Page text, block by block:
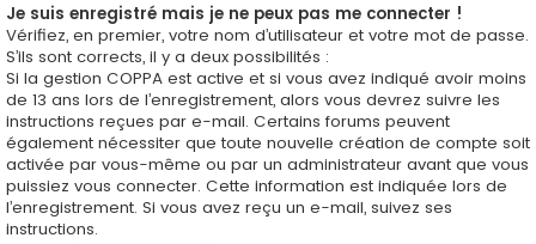
Je suis enregistré mais je ne peux pas me connecter !
Vérifiez, en premier, votre nom d’utilisateur et votre mot de passe.
S’ils sont corrects, il y a deux possibilités :
Si la gestion COPPA est active et si vous avez indiqué avoir moins
de 13 ans lors de l’enregistrement, alors vous devrez suivre les
instructions reçues par e-mail. Certains forums peuvent
également nécessiter que toute nouvelle création de compte soit
activée par vous-même ou par un administrateur avant que vous
puissiez vous connecter. Cette information est indiquée lors de
l’enregistrement. Si vous avez reçu un e-mail, suivez ses
instructions.